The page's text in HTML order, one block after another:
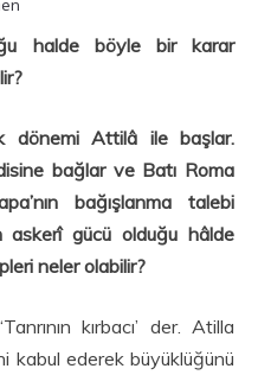
halde böyle bir karar
dönemi Attilâ ile başlar.
bağlar ve Batı Roma
bağışlanma talebi
askerî gücü olduğu hâlde
neler olabilir?
kırbacı’ der. Atilla
kabul ederek büyüklüğünü